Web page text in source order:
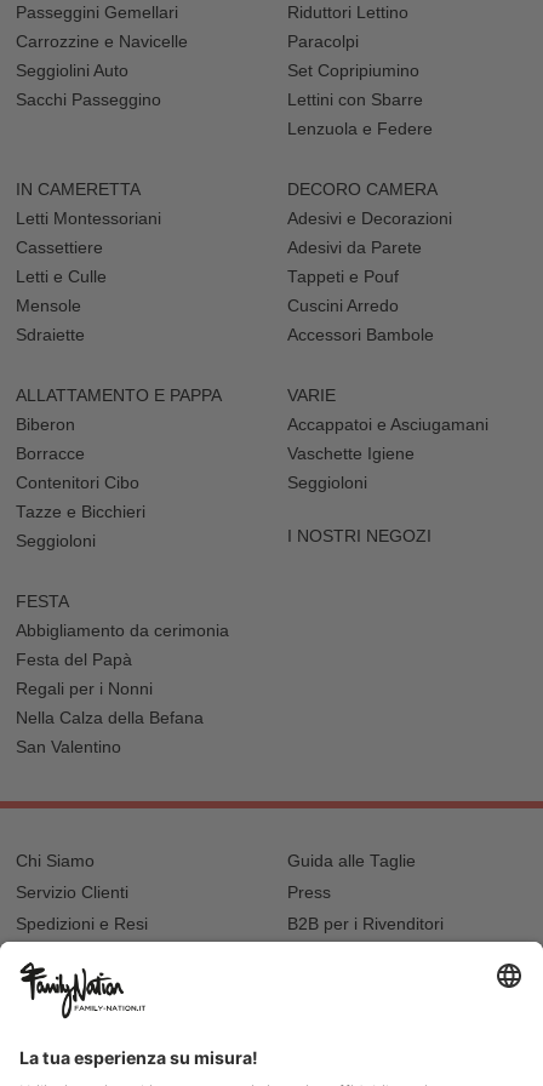
produzione italiana giovane e innovativa che, ispirandosi ai
personaggi del palio di Siena, utilizzano come decorazioni gli
storici cavallini della giostra.
Sempre di intera realizzazione italiana la linea a marchio Picci, che
propone il set completo composto da uncomodo piumino con
e lenzuolo coprimaterasso, un coordinato molto chic per la
Crea per la nanna del tuo piccolo un ambiente sereno con una
i tuoi gusti.
Passeggini Gemellari
Carrozzine e Navicelle
Seggiolini Auto
Sacchi Passeggino
Riduttori Lettino
Paracolpi
Set Copripiumino
Lettini con Sbarre
Lenzuola e Federe
IN CAMERETTA
Letti Montessoriani
Cassettiere
Letti e Culle
Mensole
Sdraiette
DECORO CAMERA
Adesivi e Decorazioni
Adesivi da Parete
Tappeti e Pouf
Cuscini Arredo
Accessori Bambole
ALLATTAMENTO E PAPPA
Biberon
Borracce
Contenitori Cibo
Tazze e Bicchieri
Seggioloni
VARIE
Accappatoi e Asciugamani
Vaschette Igiene
Seggioloni
I NOSTRI NEGOZI
FESTA
Abbigliamento da cerimonia
Festa del Papà
Regali per i Nonni
Nella Calza della Befana
San Valentino
Chi Siamo
Servizio Clienti
Spedizioni e Resi
Recupero password?
Lista regalo e nascita
Guida alle Taglie
Press
B2B per i Rivenditori